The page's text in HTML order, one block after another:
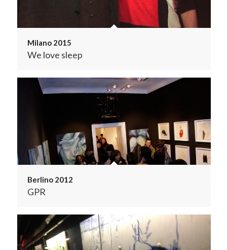
Milano 2015
We love sleep
Berlino 2012
GPR